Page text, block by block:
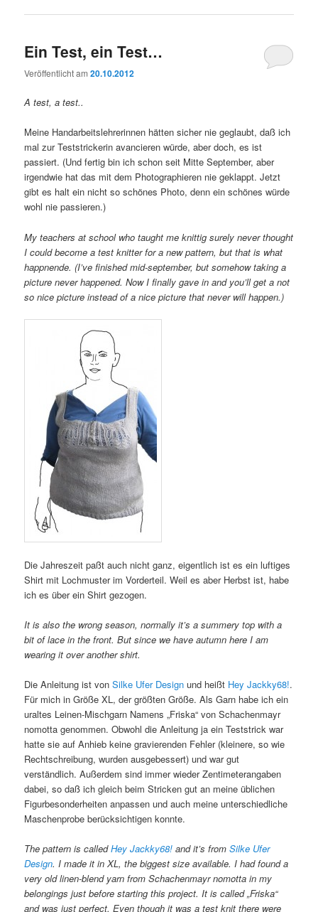
Ein Test, ein Test…
Veröffentlicht am20.10.2012
A test, a test..
Meine Handarbeitslehrerinnen hätten sicher nie geglaubt, daß ich
mal zur Teststrickerin avancieren würde, aber doch, es ist
passiert. (Und fertig bin ich schon seit Mitte September, aber
irgendwie hat das mit dem Photographieren nie geklappt. Jetzt
gibt es halt ein nicht so schönes Photo, denn ein schönes würde
wohl nie passieren.)
My teachers at school who taught me knittig surely never thought
I could become a test knitter for a new pattern, but that is what
happnende. (I’ve finished mid-september, but somehow taking a
picture never happened. Now I finally gave in and you’ll get a not
so nice picture instead of a nice picture that never will happen.)
Die Jahreszeit paßt auch nicht ganz, eigentlich ist es ein luftiges
Shirt mit Lochmuster im Vorderteil. Weil es aber Herbst ist, habe
ich es über ein Shirt gezogen.
It is also the wrong season, normally it’s a summery top with a
bit of lace in the front. But since we have autumn here I am
wearing it over another shirt.
Die Anleitung ist vonSilke Ufer Design und heißt Hey Jackky68!.
Für mich in Größe XL, der größten Größe. Als Garn habe ich ein
uraltes Leinen-Mischgarn Namens „Friska“ von Schachenmayr
nomotta genommen. Obwohl die Anleitung ja ein Teststrick war
hatte sie auf Anhieb keine gravierenden Fehler (kleinere, so wie
Rechtschreibung, wurden ausgebessert) und war gut
verständlich. Außerdem sind immer wieder Zentimeterangaben
dabei, so daß ich gleich beim Stricken gut an meine üblichen
Figurbesonderheiten anpassen und auch meine unterschiedliche
Maschenprobe berücksichtigen konnte.
The pattern is calledHey Jackky68! and it’s fromSilke Ufer
Design. I made it in XL, the biggest size available. I had found a
very old linen-blend yarn from Schachenmayr nomotta in my
belongings just before starting this project. It is called „Friska“
and was just perfect. Even though it was a test knit there were